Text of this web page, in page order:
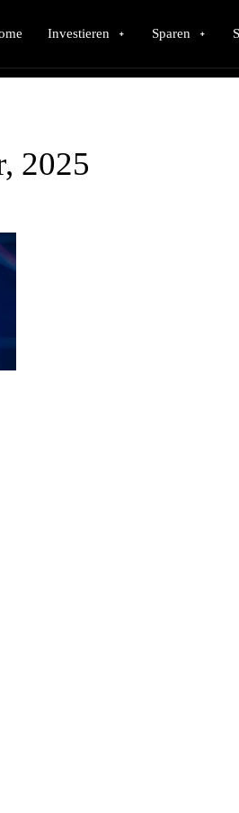
Investieren Sparen
2025